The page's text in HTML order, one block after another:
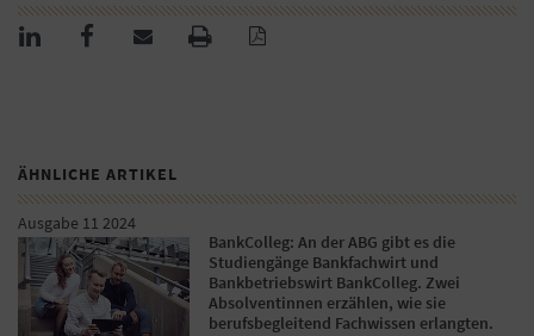
ÄHNLICHE ARTIKEL
Ausgabe 11 2024
BankColleg: An der ABG gibt es die
Studiengänge Bankfachwirt und
Bankbetriebswirt BankColleg. Zwei
Absolventinnen erzählen, wie sie
berufsbegleitend Fachwissen erlangten.